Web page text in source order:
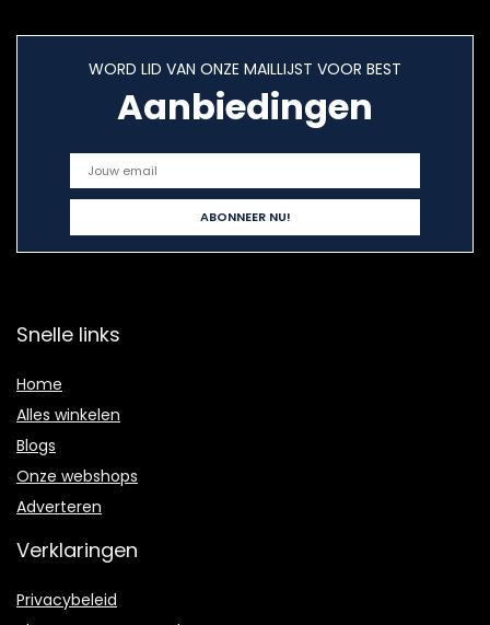
WORD LID VAN ONZE MAILLIJST VOOR BEST
Aanbiedingen
Snelle links
Home
Alles winkelen
Blogs
Onze webshops
Adverteren
Verklaringen
Privacybeleid